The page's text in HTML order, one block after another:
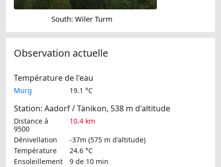
South: Wiler Turm
Observation actuelle
Température de l'eau
Murg 19.1 °C
Station: Aadorf / Tänikon, 538 m d'altitude
Distance à
9500
10.4 km
Dénivellation
-37m (575 m d'altitude)
Température
24.6 °C
Ensoleillement
9 de 10 min